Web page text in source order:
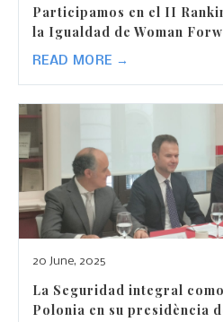
Participamos en el II
la Igualdad de Woman
READ MORE →
20 June, 2025
La Seguridad integral
Polonia en su presidència